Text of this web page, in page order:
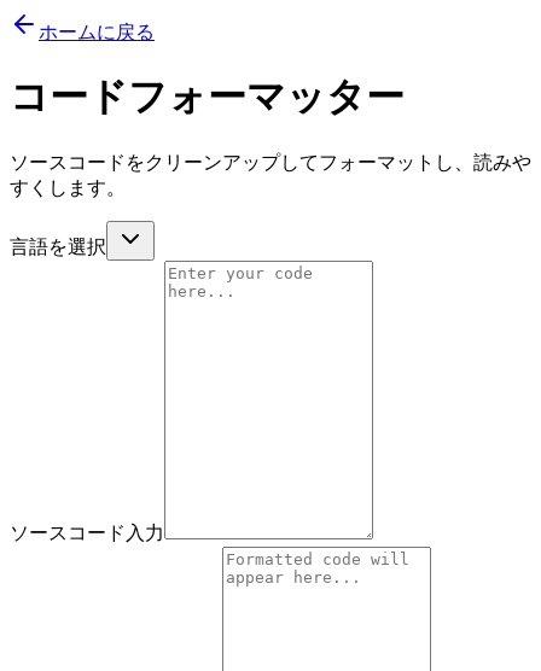
ホームに戻る
コードフォーマッター
ソースコードをクリーンアップしてフォーマットし、読みや
すくします。
言語を選択
ソースコード入力